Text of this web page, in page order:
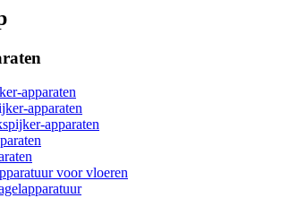
apparaten
apparaten
apparaten
voor vloeren